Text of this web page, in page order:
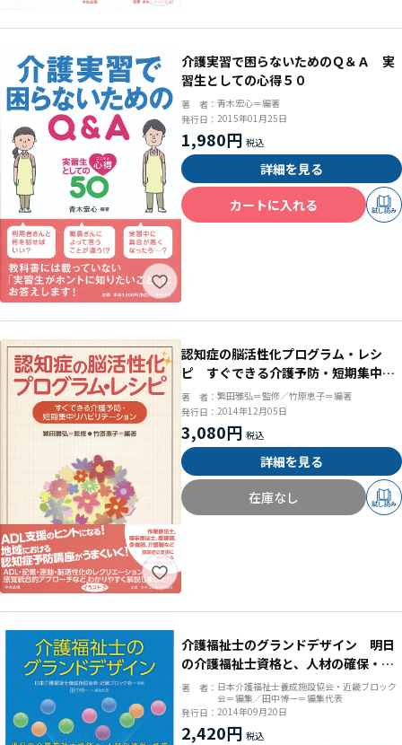
介護実習で困らないためのＱ＆Ａ 実
習生としての心得５０
著 者： 青木宏心＝編著
発行日： 2015年01月25日
1,980円
詳細を見る
カートに入れる
試し読み
認知症の脳活性化プログラム・レシ
ピ すぐできる介護予防・短期集中リ
ハビリテーション
著 者： 繁田雅弘＝監修／竹原恵子＝編著
発行日： 2014年12月05日
3,080円
詳細を見る
在庫なし
試し読み
介護福祉士のグランドデザイン 明日
の介護福祉士資格と、人材の確保・育
成
著 者： 日本介護福祉士養成施設協会・近畿ブロック
会＝編集／田中愽一＝編集代表
発行日： 2014年09月20日
2,420円